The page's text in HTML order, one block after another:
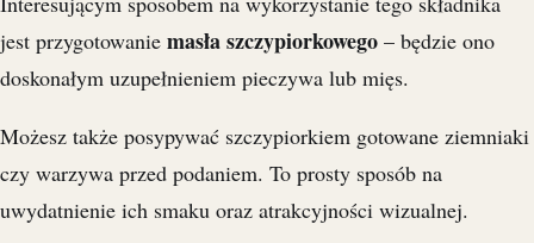
jest przygotowanie masła szczypiorkowego – będzie ono
doskonałym uzupełnieniem pieczywa lub mięs.
Możesz także posypywać szczypiorkiem gotowane ziemniaki
czy warzywa przed podaniem. To prosty sposób na
uwydatnienie ich smaku oraz atrakcyjności wizualnej.